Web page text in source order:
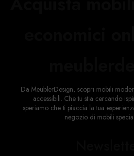
Da MeublerDesign, scopri mobili
accessibili. Che tu stia cercando
speriamo che ti piaccia la tua
negozio di mobili